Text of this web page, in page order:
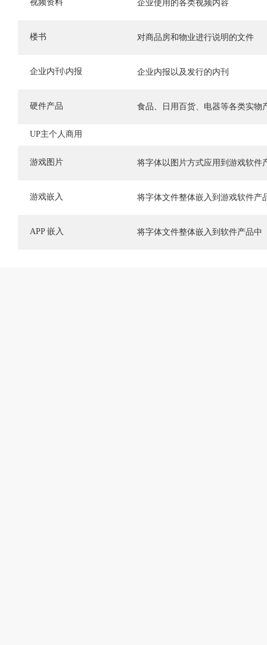
视频资料 企业使用的各类视频内容
楼书 对商品房和物业进行说明的文件
企业内刊\内报 企业内报以及发行的内刊
硬件产品 食品、日用百货、电器等各类实物
UP主个人商用
游戏图片 将字体以图片方式应用到游戏软件
游戏嵌入 将字体文件整体嵌入到游戏软件产
APP 嵌入 将字体文件整体嵌入到软件产品中